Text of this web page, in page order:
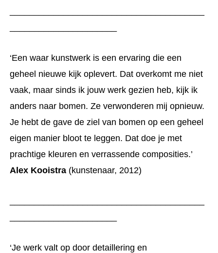
‘Een waar kunstwerk is een ervaring die een
geheel nieuwe kijk oplevert. Dat overkomt me niet
vaak, maar sinds ik jouw werk gezien heb, kijk ik
anders naar bomen. Ze verwonderen mij opnieuw.
Je hebt de gave de ziel van bomen op een geheel
eigen manier bloot te leggen. Dat doe je met
prachtige kleuren en verrassende composities.’
Alex Kooistra (kunstenaar, 2012)
‘Je werk valt op door detaillering en